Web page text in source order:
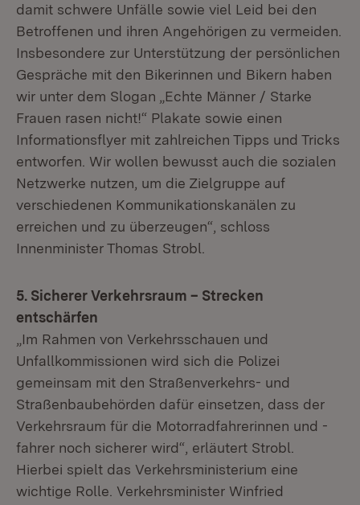
damit schwere Unfälle sowie viel Leid bei den
Betroffenen und ihren Angehörigen zu vermeiden.
Insbesondere zur Unterstützung der persönlichen
Gespräche mit den Bikerinnen und Bikern haben
wir unter dem Slogan „Echte Männer / Starke
Frauen rasen nicht!“ Plakate sowie einen
Informationsflyer mit zahlreichen Tipps und Tricks
entworfen. Wir wollen bewusst auch die sozialen
Netzwerke nutzen, um die Zielgruppe auf
verschiedenen Kommunikationskanälen zu
erreichen und zu überzeugen“, schloss
Innenminister Thomas Strobl.
5. Sicherer Verkehrsraum – Strecken
entschärfen
„Im Rahmen von Verkehrsschauen und
Unfallkommissionen wird sich die Polizei
gemeinsam mit den Straßenverkehrs- und
Straßenbaubehörden dafür einsetzen, dass der
Verkehrsraum für die Motorradfahrerinnen und -
fahrer noch sicherer wird“, erläutert Strobl.
Hierbei spielt das Verkehrsministerium eine
wichtige Rolle. Verkehrsminister Winfried